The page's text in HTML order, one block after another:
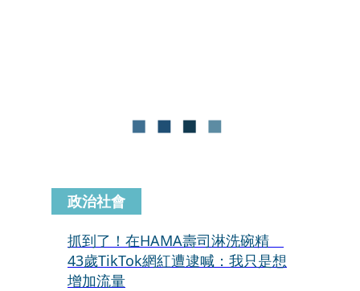
政治社會
抓到了！在HAMA壽司淋洗碗精
43歲TikTok網紅遭逮喊：我只是想
增加流量